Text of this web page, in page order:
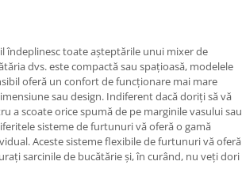
îndeplinesc toate așteptările unui mixer de
dvs. este compactă sau spațioasă, modelele
oferă un confort de funcționare mai mare
sau design. Indiferent dacă doriți să vă
a scoate orice spumă de pe marginile vasului sau
sisteme de furtunuri vă oferă o gamă
Aceste sisteme flexibile de furtunuri vă oferă
sarcinile de bucătărie și, în curând, nu veți dori